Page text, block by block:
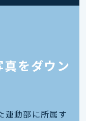
をダウン
運動部に所属す